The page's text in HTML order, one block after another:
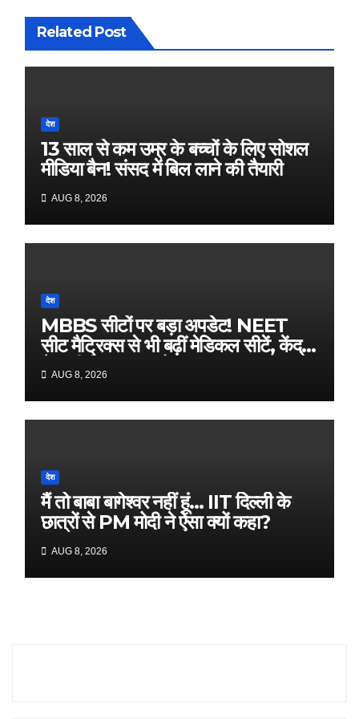
Related Post
देश
13 साल से कम उम्र के बच्चों के लिए सोशल
मीडिया बैन! संसद में बिल लाने की तैयारी
AUG 8, 2026
देश
MBBS सीटों पर बड़ा अपडेट! NEET
सीट मैट्रिक्स से भी बढ़ीं मेडिकल सीटें, केंद्र
ने जारी किया नया ब्योरा
AUG 8, 2026
देश
मैं तो बाबा बागेश्वर नहीं हूं… IIT दिल्ली के
छात्रों से PM मोदी ने ऐसा क्यों कहा?
AUG 8, 2026